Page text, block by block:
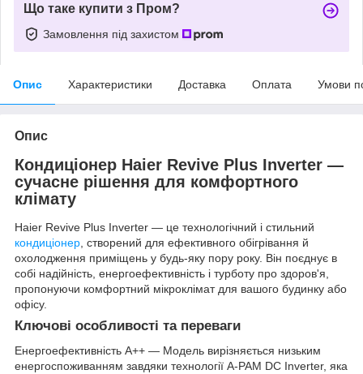
Що таке купити з Пром?
Замовлення під захистом
Опис Характеристики Доставка Оплата Умови
Опис
Кондиціонер Haier Revive Plus Inverter —
сучасне рішення для комфортного
клімату
Haier Revive Plus Inverter — це технологічний і стильний
кондиціонер, створений для ефективного обігрівання й
охолодження приміщень у будь-яку пору року. Він поєднує в
собі надійність, енергоефективність і турботу про здоров'я,
пропонуючи комфортний мікроклімат для вашого будинку або
офісу.
Ключові особливості та переваги
Енергоефективність A++ — Модель вирізняється низьким
енергоспоживанням завдяки технології A-PAM DC Inverter, яка